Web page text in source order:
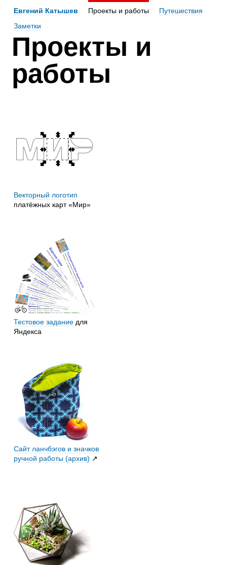
Евгений Катышев Проекты и работы
Путешествия
Заметки
Проекты и
работы
Векторный логотип
платёжных карт «Мир»
Тестовое заданиедля
Яндекса
Сайт ланчбэгов и значков
ручной работы (архив) ↗